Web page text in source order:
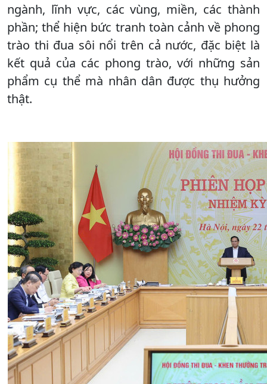
ngành, lĩnh vực, các vùng, miền, các thành
phần; thể hiện bức tranh toàn cảnh về phong
trào thi đua sôi nổi trên cả nước, đặc biệt là
kết quả của các phong trào, với những sản
phẩm cụ thể mà nhân dân được thụ hưởng
thật.